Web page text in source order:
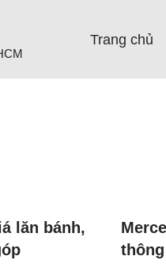
Trang chủ
lăn bánh,